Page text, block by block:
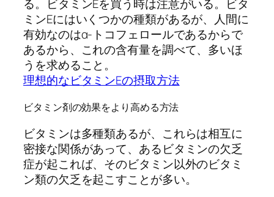
る。ビタミンEを買う時は注意がいる。ビタ
ミンEにはいくつかの種類があるが、人間に
有効なのはα-トコフェロールであるからで
あるから、これの含有量を調べて、多いほ
うを求めること。
理想的なビタミンEの摂取方法
ビタミン剤の効果をより高める方法
ビタミンは多種類あるが、これらは相互に
密接な関係があって、あるビタミンの欠乏
症が起これば、そのビタミン以外のビタミ
ン類の欠乏を起こすことが多い。